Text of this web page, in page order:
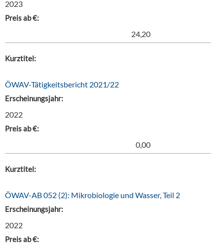
2023
Preis ab €:
24,20
Kurztitel:
ÖWAV-Tätigkeitsbericht 2021/22
Erscheinungsjahr:
2022
Preis ab €:
0,00
Kurztitel:
ÖWAV-AB 052 (2): Mikrobiologie und Wasser, Teil 2
Erscheinungsjahr:
2022
Preis ab €: